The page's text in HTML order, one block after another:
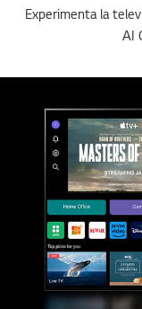
Experimenta la
AI